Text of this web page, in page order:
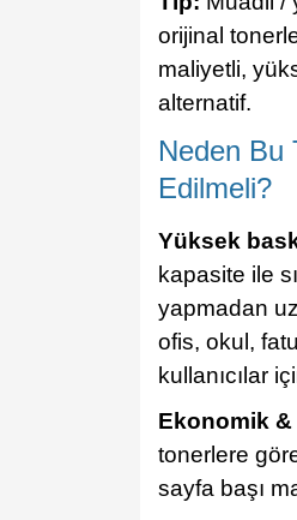
orijinal
maliyetli,
alternatif.
Neden Bu
Edilmeli?
Yüksek
kapasite ile
yapmadan
ofis, okul,
kullanıcılar
Ekonomik
tonerlere
sayfa başı